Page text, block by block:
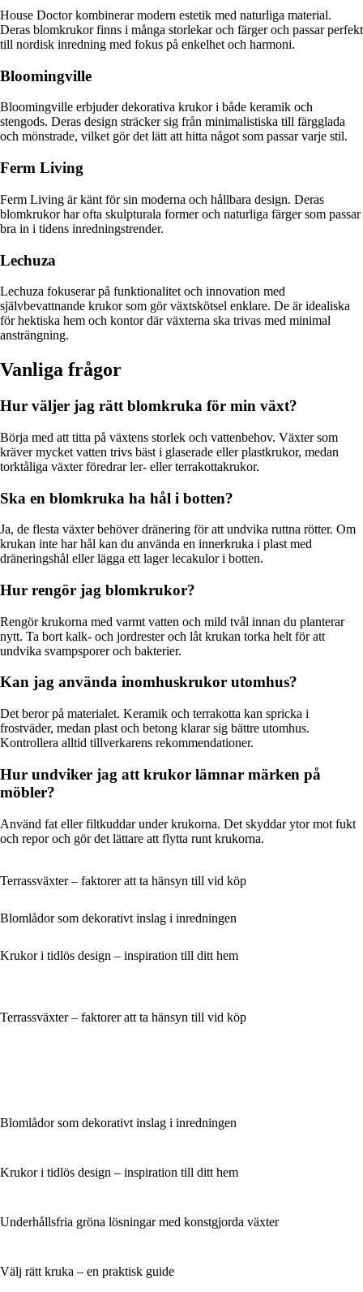
House Doctor kombinerar modern estetik med naturliga material.
Deras blomkrukor finns i många storlekar och färger och passar perfekt
till nordisk inredning med fokus på enkelhet och harmoni.
Bloomingville
Bloomingville erbjuder dekorativa krukor i både keramik och
stengods. Deras design sträcker sig från minimalistiska till färgglada
och mönstrade, vilket gör det lätt att hitta något som passar varje stil.
Ferm Living
Ferm Living är känt för sin moderna och hållbara design. Deras
blomkrukor har ofta skulpturala former och naturliga färger som passar
bra in i tidens inredningstrender.
Lechuza
Lechuza fokuserar på funktionalitet och innovation med
självbevattnande krukor som gör växtskötsel enklare. De är idealiska
för hektiska hem och kontor där växterna ska trivas med minimal
ansträngning.
Vanliga frågor
Hur väljer jag rätt blomkruka för min växt?
Börja med att titta på växtens storlek och vattenbehov. Växter som
kräver mycket vatten trivs bäst i glaserade eller plastkrukor, medan
torktåliga växter föredrar ler- eller terrakottakrukor.
Ska en blomkruka ha hål i botten?
Ja, de flesta växter behöver dränering för att undvika ruttna rötter. Om
krukan inte har hål kan du använda en innerkruka i plast med
dräneringshål eller lägga ett lager lecakulor i botten.
Hur rengör jag blomkrukor?
Rengör krukorna med varmt vatten och mild tvål innan du planterar
nytt. Ta bort kalk- och jordrester och låt krukan torka helt för att
undvika svampsporer och bakterier.
Kan jag använda inomhuskrukor utomhus?
Det beror på materialet. Keramik och terrakotta kan spricka i
frostväder, medan plast och betong klarar sig bättre utomhus.
Kontrollera alltid tillverkarens rekommendationer.
Hur undviker jag att krukor lämnar märken på
möbler?
Använd fat eller filtkuddar under krukorna. Det skyddar ytor mot fukt
och repor och gör det lättare att flytta runt krukorna.
Terrassväxter – faktorer att ta hänsyn till vid köp
Blomlådor som dekorativt inslag i inredningen
Krukor i tidlös design – inspiration till ditt hem
Terrassväxter – faktorer att ta hänsyn till vid köp
Blomlådor som dekorativt inslag i inredningen
Krukor i tidlös design – inspiration till ditt hem
Underhållsfria gröna lösningar med konstgjorda växter
Välj rätt kruka – en praktisk guide